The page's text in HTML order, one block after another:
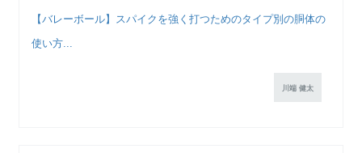
【バレーボール】スパイクを強く打つためのタイプ別の胴体の
使い方...
川端 健太